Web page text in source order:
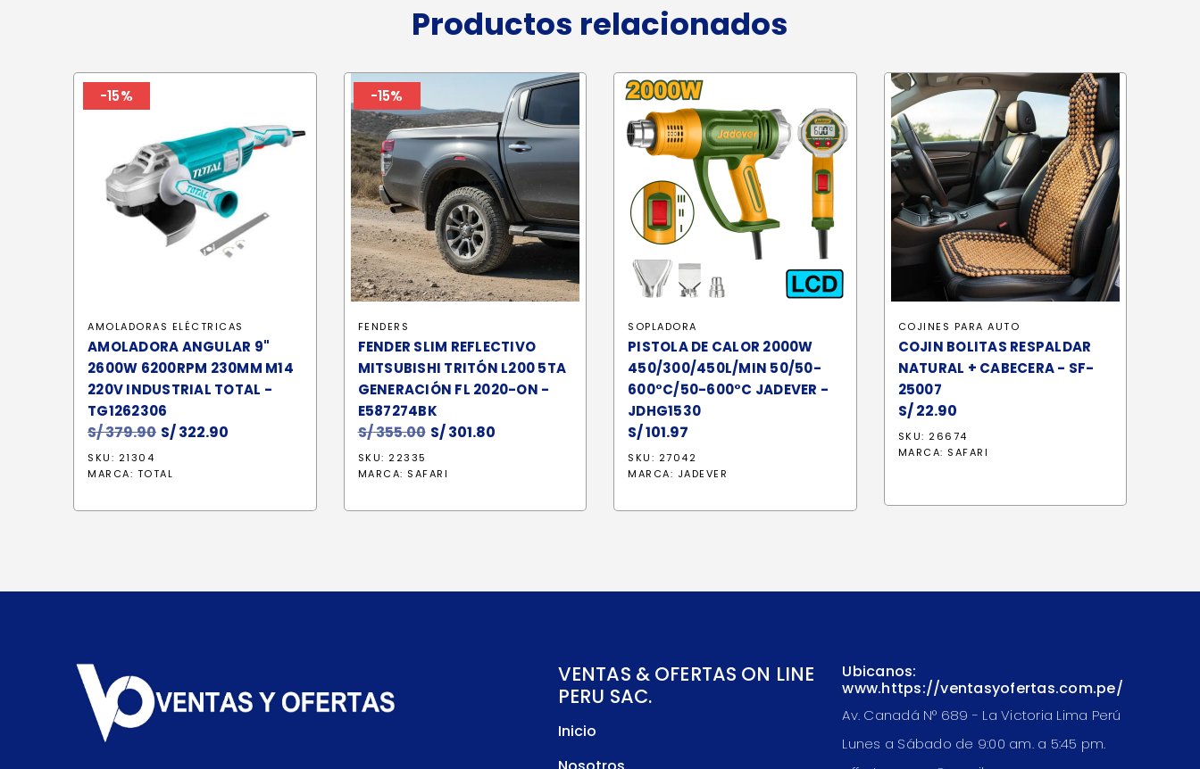
Productos relacionados
-15%
AMOLADORAS ELÉCTRICAS
AMOLADORA ANGULAR 9"
2600W 6200RPM 230MM M14
220V INDUSTRIAL TOTAL -
TG1262306
S/379.90 El
original
S/ 379.90.
S/322.90
S/ 322.90.
SKU: 21304
MARCA: TOTAL
-15%
FENDERS
FENDER SLIM REFLECTIVO
MITSUBISHI TRITÓN L200 5TA
GENERACIÓN FL 2020-ON -
E587274BK
S/355.00 El
original
S/ 355.00.
S/301.80
S/ 301.80.
SKU: 22335
MARCA: SAFARI
SOPLADORA
PISTOLA DE CALOR 2000W
450/300/450L/MIN 50/50-
600°C/50-600°C JADEVER -
JDHG1530
S/101.97
SKU: 27042
MARCA: JADEVER
COJINES PARA AUTO
COJIN BOLITAS RESPALDAR
NATURAL + CABECERA - SF-
25007
S/22.90
SKU: 26674
MARCA: SAFARI
VENTAS & OFERTAS ON LINE
PERU SAC.
Inicio
Ubicanos:
www.https://ventasyofertas.com.pe/
Av. Canadá N° 689 - La Victoria Lima Perú
Lunes a Sábado de 9:00 am. a 5:45 pm.